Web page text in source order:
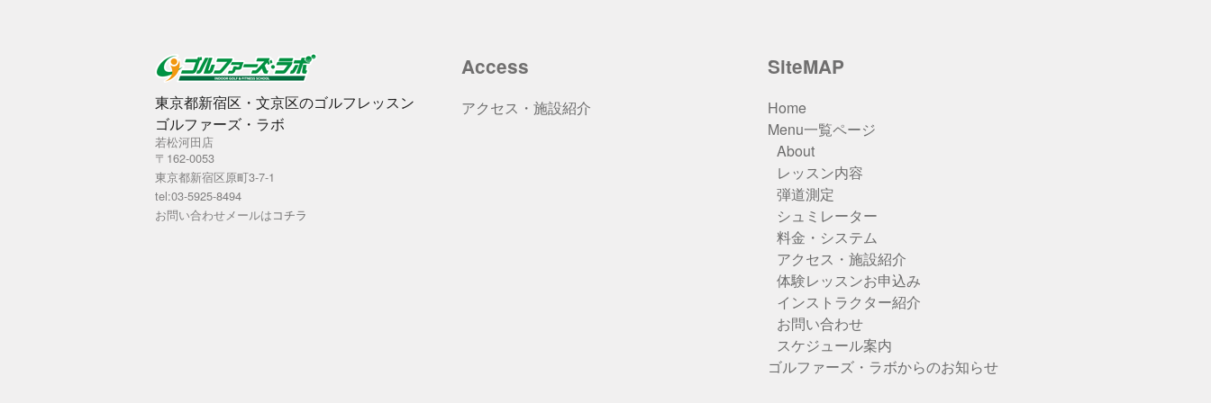
東京都新宿区・文京区のゴルフレッスン
ゴルファーズ・ラボ
若松河田店
〒162-0053
東京都新宿区原町3-7-1
tel:03-5925-8494
お問い合わせメールはコチラ
Access
アクセス・施設紹介
SiteMAP
Home
Menu一覧ページ
About
レッスン内容
弾道測定
シュミレーター
料金・システム
アクセス・施設紹介
体験レッスンお申込み
インストラクター紹介
お問い合わせ
スケジュール案内
ゴルファーズ・ラボからのお知らせ